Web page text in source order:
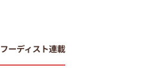
フーディスト連載